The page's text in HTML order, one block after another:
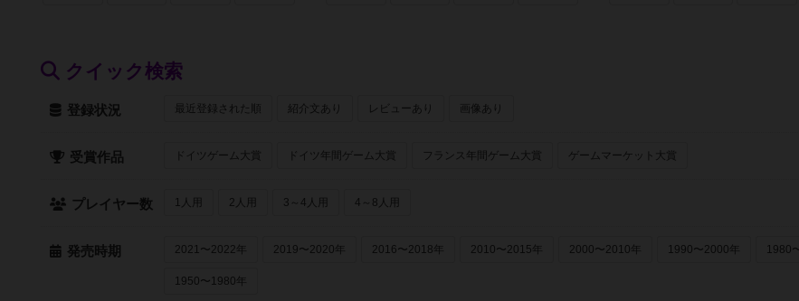
クイック検索
登録状況 最近登録された順 紹介文あり レビューあり 画像あり
受賞作品 ドイツゲーム大賞 ドイツ年間ゲーム大賞 フランス年間ゲーム大賞 ゲームマーケット大賞
プレイヤー数 1人用 2人用 3～4人用 4～8人用
発売時期 2021〜2022年 2019〜2020年 2016〜2018年 2010〜2015年 2000〜2010年 1990〜2000年 1980
1950〜1980年